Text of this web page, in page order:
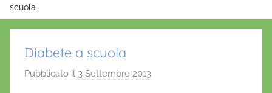
scuola
Diabete a scuola
Pubblicato il 3 Settembre 2013